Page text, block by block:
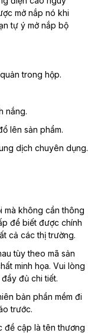
mở nắp nó khi
tự ý mở nắp bộ
trong hộp.
nắng.
lên sản phẩm.
dịch chuyên dụng.
mà không cần thông
để biết được chính
cả các thị trường.
tùy theo mã sản
minh họa. Vui lòng
đủ chi tiết.
bản phần mềm đi
trước.
đề cập là tên thương